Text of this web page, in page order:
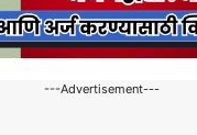
---Advertisement---